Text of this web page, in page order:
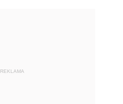
REKLAMA